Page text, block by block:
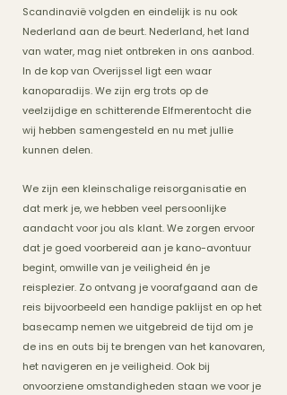
Scandinavië volgden en eindelijk is nu ook
Nederland aan de beurt. Nederland, het land
van water, mag niet ontbreken in ons aanbod.
In de kop van Overijssel ligt een waar
kanoparadijs. We zijn erg trots op de
veelzijdige en schitterende Elfmerentocht die
wij hebben samengesteld en nu met jullie
kunnen delen.
We zijn een kleinschalige reisorganisatie en
dat merk je, we hebben veel persoonlijke
aandacht voor jou als klant. We zorgen ervoor
dat je goed voorbereid aan je kano-avontuur
begint, omwille van je veiligheid én je
reisplezier. Zo ontvang je voorafgaand aan de
reis bijvoorbeeld een handige paklijst en op het
basecamp nemen we uitgebreid de tijd om je
de ins en outs bij te brengen van het kanovaren,
het navigeren en je veiligheid. Ook bij
onvoorziene omstandigheden staan we voor je